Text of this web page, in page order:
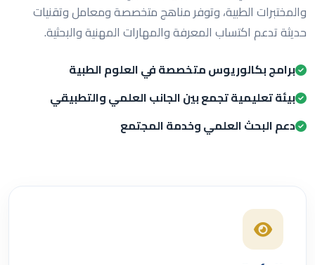
والمختبرات الطبية، وتوفر مناهج متخصصة ومعامل وتقنيات
حديثة تدعم اكتساب المعرفة والمهارات المهنية والبحثية.
برامج بكالوريوس متخصصة في العلوم الطبية
بيئة تعليمية تجمع بين الجانب العلمي والتطبيقي
دعم البحث العلمي وخدمة المجتمع